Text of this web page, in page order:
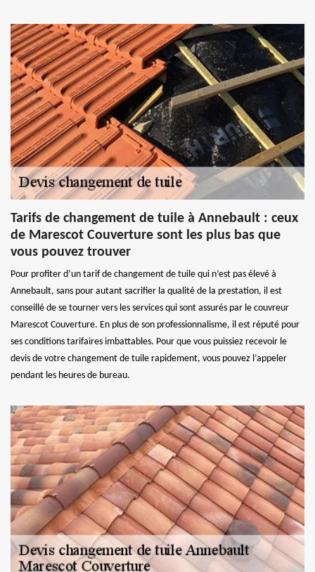
Tarifs de changement de tuile à Annebault : ceux
de Marescot Couverture sont les plus bas que
vous pouvez trouver
Pour profiter d’un tarif de changement de tuile qui n’est pas élevé à
Annebault, sans pour autant sacrifier la qualité de la prestation, il est
conseillé de se tourner vers les services qui sont assurés par le couvreur
Marescot Couverture. En plus de son professionnalisme, il est réputé pour
ses conditions tarifaires imbattables. Pour que vous puissiez recevoir le
devis de votre changement de tuile rapidement, vous pouvez l’appeler
pendant les heures de bureau.